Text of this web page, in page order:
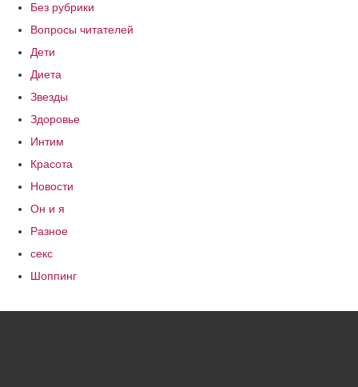
Без рубрики
Вопросы читателей
Дети
Диета
Звезды
Здоровье
Интим
Красота
Новости
Он и я
Разное
секс
Шоппинг